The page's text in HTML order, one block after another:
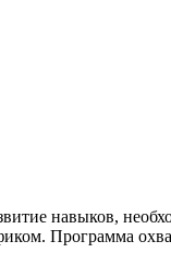
навыков,
Программа